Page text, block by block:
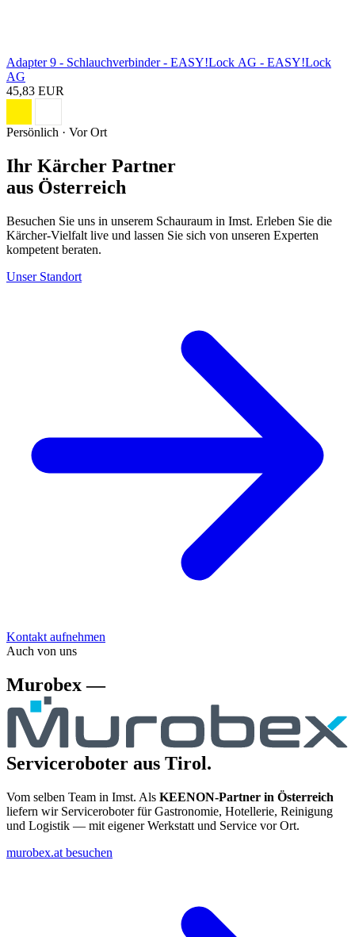
Adapter 9 - Schlauchverbinder - EASY!Lock AG - EASY!Lock
AG
45,83 EUR
Persönlich · Vor Ort
Ihr Kärcher Partner
aus Österreich
Besuchen Sie uns in unserem Schauraum in Imst. Erleben Sie die
Kärcher-Vielfalt live und lassen Sie sich von unseren Experten
kompetent beraten.
Unser Standort
Kontakt aufnehmen
Auch von uns
Murobex —
Serviceroboter aus Tirol.
Vom selben Team in Imst. Als KEENON-Partner in Österreich
liefern wir Serviceroboter für Gastronomie, Hotellerie, Reinigung
und Logistik — mit eigener Werkstatt und Service vor Ort.
murobex.at besuchen